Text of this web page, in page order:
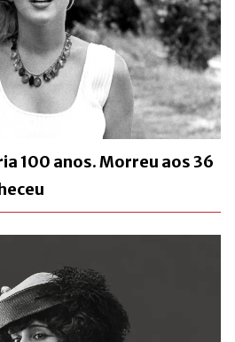
100 anos. Morreu aos 36